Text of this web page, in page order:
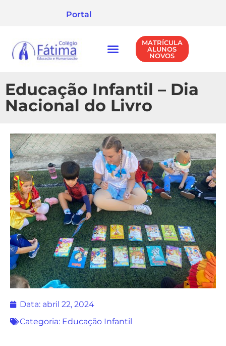
Portal
MATRÍCULA
ALUNOS
NOVOS
Educação Infantil – Dia
Nacional do Livro
Data: abril 22, 2024
Categoria: Educação Infantil